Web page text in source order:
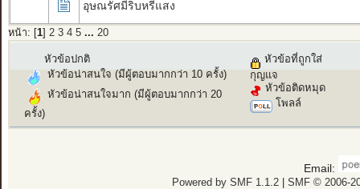
อุษณรัศมีริบหรี่แสง
หน้า: [ 1] 2 3 4 5 ... 20
หัวข้อปกติ
หัวข้อน่าสนใจ (มีผู้ตอบมากกว่า 10 ครั้ง)
หัวข้อน่าสนใจมาก (มีผู้ตอบมากกว่า 20
ครั้ง)
หัวข้อที่ถูกใส่
กุญแจ
หัวข้อติดหมุด
โพลล์
Email:
Powered by SMF 1.1.2| SMF © 2006-